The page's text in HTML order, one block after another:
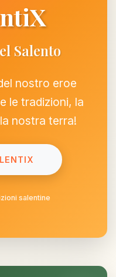
Salento
nostro eroe
le tradizioni, la
nostra terra!
salentine